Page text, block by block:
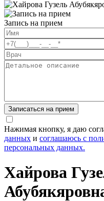
Запись на прием
Нажимая кнопку, я даю
данных и соглашаюсь с
персональных данных.
Хайрова